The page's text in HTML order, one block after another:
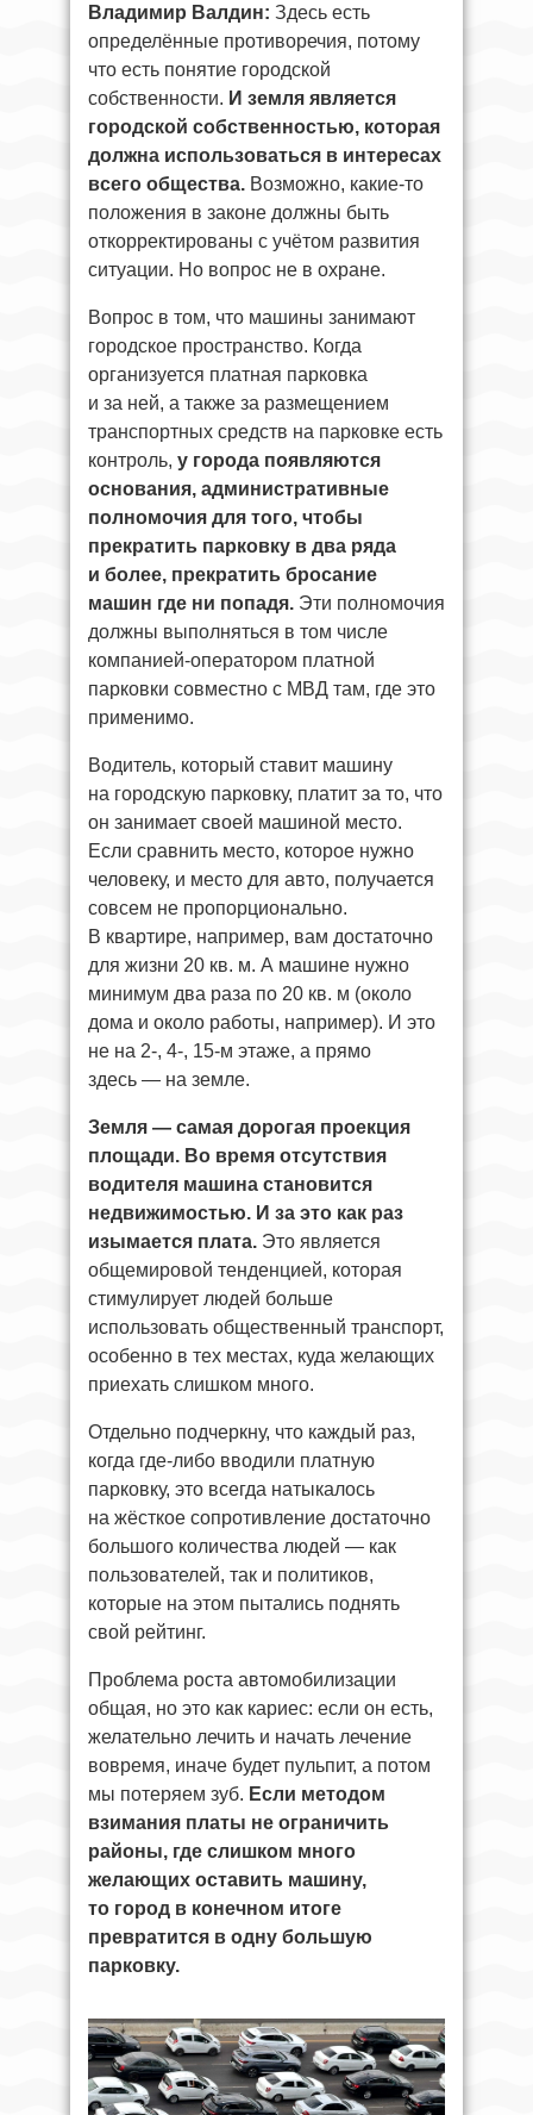
Владимир Валдин: Здесь есть
определённые противоречия, потому
что есть понятие городской
собственности. И земля является
городской собственностью, которая
должна использоваться в интересах
всего общества. Возможно, какие-то
положения в законе должны быть
откорректированы с учётом развития
ситуации. Но вопрос не в охране.
Вопрос в том, что машины занимают
городское пространство. Когда
организуется платная парковка
и за ней, а также за размещением
транспортных средств на парковке есть
контроль, у города появляются
основания, административные
полномочия для того, чтобы
прекратить парковку в два ряда
и более, прекратить бросание
машин где ни попадя. Эти полномочия
должны выполняться в том числе
компанией-оператором платной
парковки совместно с МВД там, где это
применимо.
Водитель, который ставит машину
на городскую парковку, платит за то, что
он занимает своей машиной место.
Если сравнить место, которое нужно
человеку, и место для авто, получается
совсем не пропорционально.
В квартире, например, вам достаточно
для жизни 20 кв. м. А машине нужно
минимум два раза по 20 кв. м (около
дома и около работы, например). И это
не на 2-, 4-, 15-м этаже, а прямо
здесь — на земле.
Земля — самая дорогая проекция
площади. Во время отсутствия
водителя машина становится
недвижимостью. И за это как раз
изымается плата. Это является
общемировой тенденцией, которая
стимулирует людей больше
использовать общественный транспорт,
особенно в тех местах, куда желающих
приехать слишком много.
Отдельно подчеркну, что каждый раз,
когда где-либо вводили платную
парковку, это всегда натыкалось
на жёсткое сопротивление достаточно
большого количества людей — как
пользователей, так и политиков,
которые на этом пытались поднять
свой рейтинг.
Проблема роста автомобилизации
общая, но это как кариес: если он есть,
желательно лечить и начать лечение
вовремя, иначе будет пульпит, а потом
мы потеряем зуб. Если методом
взимания платы не ограничить
районы, где слишком много
желающих оставить машину,
то город в конечном итоге
превратится в одну большую
парковку.